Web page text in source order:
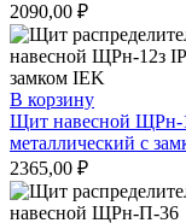
2090,00 ₽
В корзину
Щит навесной ЩРн-
металлический с
2365,00 ₽